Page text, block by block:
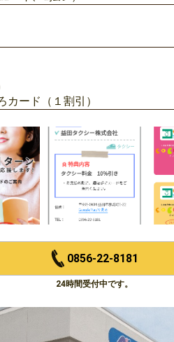
カード（１割引）
0856-22-8181
24時間受付中です。